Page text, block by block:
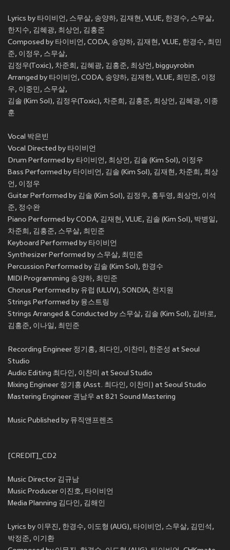
Lyrics by 타이비언, 스무살, 송양하, 김재현, VLUE, 한경수, 스무살,
한지수, 김혜광, 최상언, 김홍준
Composed by 타이비언, CODA, 송양하, 김재현, VLUE, 한경수, 최민
준, 이정우, 스무살,
김정우(Toxic), 차준희, 김혜광, 김홍준, 최상언, bigguyrobin
Arranged by 타이비언, CODA, 송양하, 김재현, VLUE, 최민준, 이정
우, 이중민, 스무살,
김솔 (Kim Sol), 김정우(Toxic), 차준희, 김홍준, 최상언, 김혜광, 이종
훈
Vocal 박은빈
Vocal Directed by 타이비언
Drum Performed by 타이비언, 최상언, 김솔 (Kim Sol), 이정우
Bass Performed by 타이비언, 김솔 (Kim Sol), 김재현, 차준희, 최상
언, 이정우
Guitar Performed by 김솔 (Kim Sol), 김정우, 홍두영, 최상언, 이석
준, 정수완
Piano Performed by CODA, 김재현, VLUE, 김솔 (Kim Sol), 박병일,
차준희, 김홍준, 스무살, 최민준
Keyboard Performed by 타이비언
Synthesizer Performed by 스무살, 최민준
Percussion Performed by 김솔 (Kim Sol), 한경수
MIDI Programming 송양하, 최민준
Chorus Performed by 유럽 (ULUV), SONDIA, 천지원
Strings Performed by 융스트링
Strings Arranged & Conducted by 스무살, 김솔 (Kim Sol), 김바로,
김홍준, 이나일, 최민준
Recording Engineer 정기홍, 최다인, 이찬미, 한준성 at Seoul
Studio
Audio Editing 최다인, 이찬미 at Seoul Studio
Mixing Engineer 정기홍 (Asst. 최다인, 이찬미) at Seoul Studio
Mastering Engineer 권남우 at 821 Sound Mastering
Music Published by 뮤직앤프렌즈
[CREDIT]_CD2
Music Director 김규남
Music Producer 이진호, 타이비언
Media Planning 김다인, 김해인
Lyrics by 이무진, 한경수, 이도형 (AUG), 타이비언, 스무살, 김민석,
박정준, 이기환